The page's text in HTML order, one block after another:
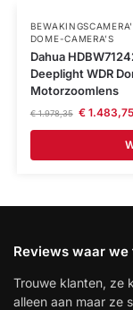
DOME-CAMERA’S
Dahua
Deeplight WDR
Motorzoomlens
€1.978,35 €1.483,75
Reviews waar
Trouwe klanten, ze
alleen aan maar ze